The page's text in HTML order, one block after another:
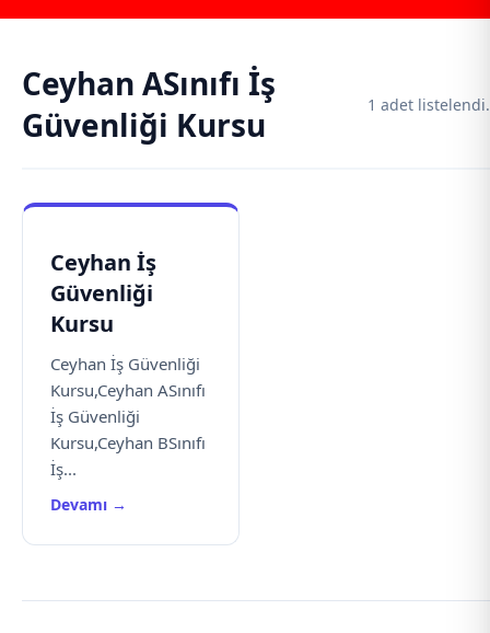
Ceyhan ASınıfı İş
Güvenliği Kursu
1 adet listelendi.
Ceyhan İş
Güvenliği
Kursu
Ceyhan İş Güvenliği
Kursu,Ceyhan ASınıfı
İş Güvenliği
Kursu,Ceyhan BSınıfı
İş...
Devamı →